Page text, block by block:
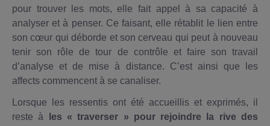
pour trouver les mots, elle fait appel à sa capacité à
analyser et à penser. Ce faisant, elle rétablit le lien entre
son cœur qui déborde et son cerveau qui peut à nouveau
tenir son rôle de tour de contrôle et faire son travail
d’analyse et de mise à distance. C’est ainsi que les
affects commencent à se canaliser.
Lorsque les ressentis ont été accueillis et exprimés, il
reste à
les « traverser » pour rejoindre la rive des